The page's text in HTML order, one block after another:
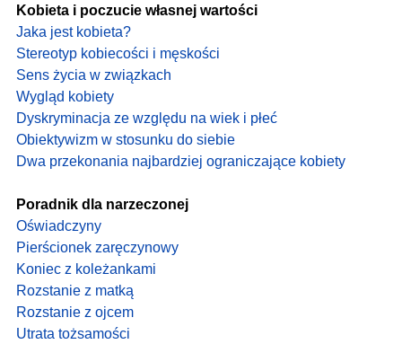
Kobieta i poczucie własnej wartości
Jaka jest kobieta?
Stereotyp kobiecości i męskości
Sens życia w związkach
Wygląd kobiety
Dyskryminacja ze względu na wiek i płeć
Obiektywizm w stosunku do siebie
Dwa przekonania najbardziej ograniczające kobiety
Poradnik dla narzeczonej
Oświadczyny
Pierścionek zaręczynowy
Koniec z koleżankami
Rozstanie z matką
Rozstanie z ojcem
Utrata tożsamości